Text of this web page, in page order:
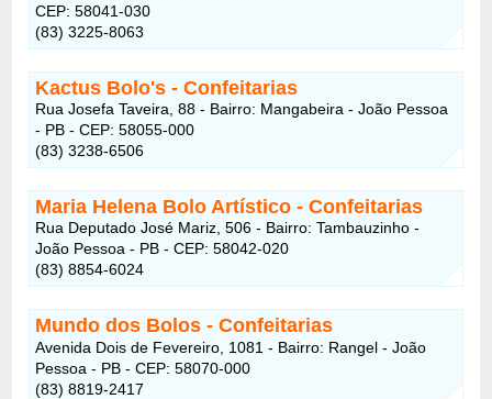
CEP: 58041-030
(83) 3225-8063
Kactus Bolo's- Confeitarias
Rua Josefa Taveira, 88 - Bairro: Mangabeira - João Pessoa
- PB - CEP: 58055-000
(83) 3238-6506
Maria Helena Bolo Artístico- Confeitarias
Rua Deputado José Mariz, 506 - Bairro: Tambauzinho -
João Pessoa - PB - CEP: 58042-020
(83) 8854-6024
Mundo dos Bolos - Confeitarias
Avenida Dois de Fevereiro, 1081 - Bairro: Rangel - João
Pessoa - PB - CEP: 58070-000
(83) 8819-2417